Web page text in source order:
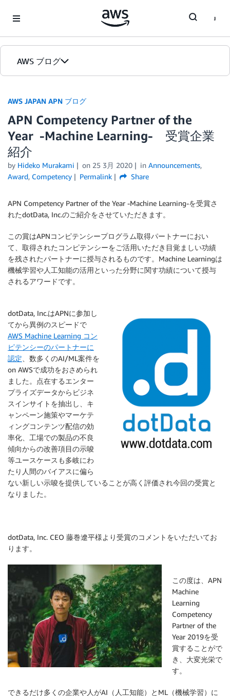
AWS ブログ
カテゴリ
エディション
AWS JAPAN APN ブログ
APN Competency Partner of the
Year -Machine Learning- 受賞企業
紹介
by Hideko Murakami on 25 3月 2020 in Announcements,
Award, Competency Permalink Share
APN Competency Partner of the Year -Machine Learning-を受賞さ
れたdotData, Inc.のご紹介をさせていただきます。
この賞はAPNコンピテンシープログラム取得パートナーにおい
て、取得されたコンピテンシーをご活用いただき目覚ましい功績
を残されたパートナーに授与されるものです。Machine Learningは
機械学習や人工知能の活用といった分野に関す功績について授与
されるアワードです。
dotData, Inc.はAPNに参加し
てから異例のスピードで
AWS Machine Learning コン
ピテンシーのパートナーに
認定 、数多くのAI/ML案件を
on AWSで成功をおさめられ
ました。点在するエンター
プライズデータからビジネ
スインサイトを抽出し、キ
ャンペーン施策やマーケテ
ィングコンテンツ配信の効
率化、工場での製品の不良
傾向からの改善項目の示唆
等ユースケースも多岐にわ
たり人間のバイアスに偏ら
ない新しい示唆を提供していることが高く評価され今回の受賞と
なりました。
dotData, Inc. CEO 藤巻遼平様より受賞のコメントをいただいてお
ります。
この度は、APN
Machine
Learning
Competency
Partner of the
Year 2019を受
賞することがで
き、大変光栄で
す。
できるだけ多くの企業や人がAI（人工知能）とML（機械学習）に